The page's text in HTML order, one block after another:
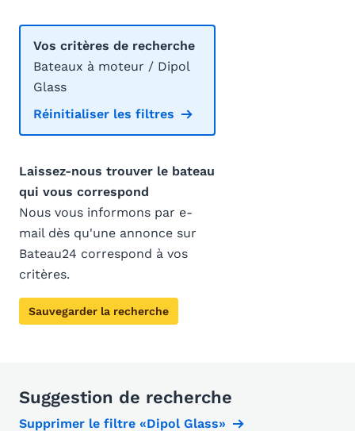
Vos critères de recherche
Bateaux à moteur / Dipol
Glass
Réinitialiser les filtres
Laissez-nous trouver le bateau
qui vous correspond
Nous vous informons par e-
mail dès qu'une annonce sur
Bateau24 correspond à vos
critères.
Sauvegarder la recherche
Suggestion de recherche
Supprimer le filtre «Dipol Glass»